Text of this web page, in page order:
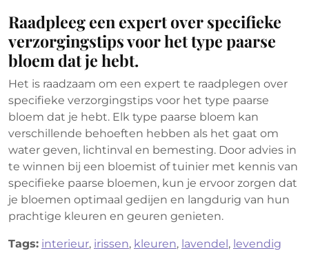
Raadpleeg een expert over specifieke
verzorgingstips voor het type paarse
bloem dat je hebt.
Het is raadzaam om een expert te raadplegen over
specifieke verzorgingstips voor het type paarse
bloem dat je hebt. Elk type paarse bloem kan
verschillende behoeften hebben als het gaat om
water geven, lichtinval en bemesting. Door advies in
te winnen bij een bloemist of tuinier met kennis van
specifieke paarse bloemen, kun je ervoor zorgen dat
je bloemen optimaal gedijen en langdurig van hun
prachtige kleuren en geuren genieten.
Tags: interieur, irissen, kleuren, lavendel, levendig